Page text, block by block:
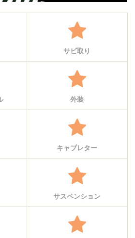
サビ取り
外装
キャブレター
サスペンション